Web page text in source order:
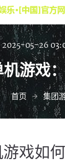
2025-05-26
游戏
首页 集团
戏如